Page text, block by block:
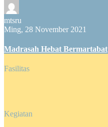
mtsru
Ming, 28 November 2021
Madrasah Hebat Bermartabat
Fasilitas
Kegiatan